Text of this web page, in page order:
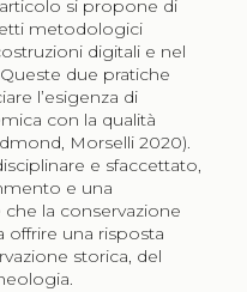
si propone di
metodologici
digitali e nel
due pratiche
l’esigenza di
con la qualità
Morselli 2020).
e sfaccettato,
e una
che la conservazione
offrire una risposta
storica, del